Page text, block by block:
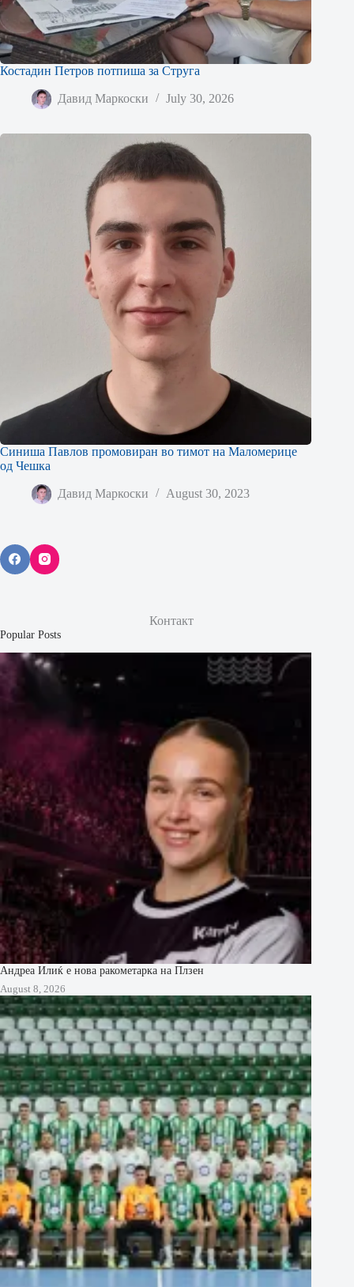
Костадин Петров потпиша за Струга
Давид Маркоски July 30, 2026
Синиша Павлов промовиран во тимот на Маломерице
од Чешка
Давид Маркоски August 30, 2023
Контакт
Popular Posts
Андреа Илиќ е нова ракометарка на Плзен
August 8, 2026